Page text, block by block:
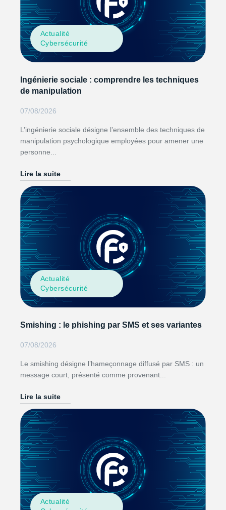
Actualité
Cybersécurité
Ingénierie sociale : comprendre les techniques
de manipulation
07/08/2026
L’ingénierie sociale désigne l’ensemble des techniques de
manipulation psychologique employées pour amener une
personne...
Lire la suite
Actualité
Cybersécurité
Smishing : le phishing par SMS et ses variantes
07/08/2026
Le smishing désigne l’hameçonnage diffusé par SMS : un
message court, présenté comme provenant...
Lire la suite
Actualité